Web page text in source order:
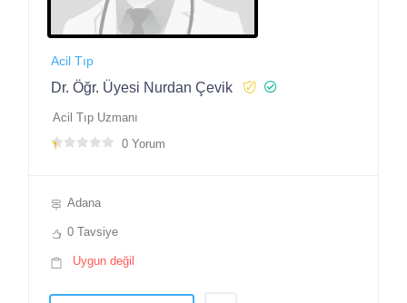
Acil Tıp
Dr. Öğr. Üyesi Nurdan Çevik
Acil Tıp Uzmanı
0 Yorum
Adana
0 Tavsiye
Uygun değil